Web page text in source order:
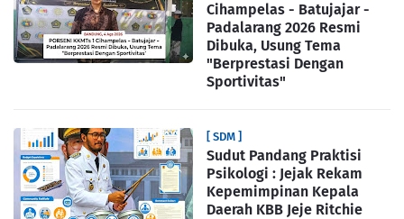
Cihampelas - Batujajar -
Padalarang 2026 Resmi
Dibuka, Usung Tema
"Berprestasi Dengan
Sportivitas"
[ SDM ]
Sudut Pandang Praktisi
Psikologi : Jejak Rekam
Kepemimpinan Kepala
Daerah KBB Jeje Ritchie